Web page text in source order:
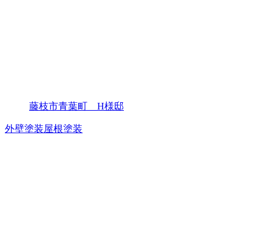
藤枝市青葉町 H様邸
外壁塗装屋根塗装